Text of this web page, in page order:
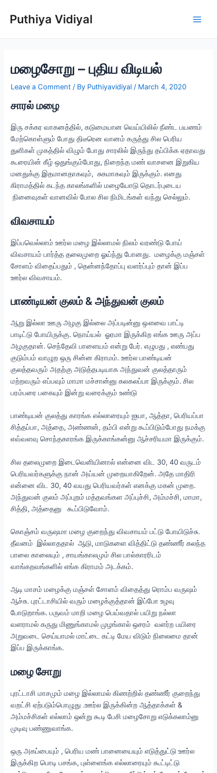
Puthiya Vidiyal
மழைசோறு – புதிய விடியல்
Leave a Comment / By Puthiyavidiyal/ March 4, 2020
சாரல் மழை
இரு சக்கர வாகனத்தில், கடுமையான வெய்யிலில் நீண்ட பயணம்
மேற்கொள்ளும் போது திடீரென வானம் கருத்து சில பெரிய
துளிகள் முகத்தில் விழும் போது சாரலில் இருந்து தப்பிக்க ஏதாவது
கூரையின் கீழ் ஒதுங்கும்போது, நிறைந்த மண் வாசனை இறுகிய
மனதுக்கு இதமானதாகவும், சுகமாகவும் இருக்கும். எனது
கிராமத்தில் கடந்த காலங்களில் மழையோடு தொடர்புடைய
நினைவுகள் வானவில் போல சில நிமிடங்கள் வந்து செல்லும்.
விவசாயம்
இப்பவெல்லாம் ஊர்ல மழை இல்லாமல் நிலம் வரண்டு போய்
விவசாயம் பார்த்த தலைமுறை ஓய்ந்து போனது. மழைக்கு மஞ்சள்
சோளம் விதைப்பதும் , தென்னந்தோப்பு வளர்ப்பும் தான் இப்ப
ஊர்ல விவசாயம்.
பாண்டியன் குலம் & அந்துவன் குலம்
ஆறு இல்லா ஊரு அழகு இல்லை அப்படின்னு ஔவை பாட்டி
பாடிட்டு போயிருக்கு. நொய்யல் ஓரமா இருக்கிற எங்க ஊரு அப்ப
அழகுதான். செந்தேவி பாளையம் என்று பேர். எழுபது , எண்பது
குடும்பம் வாழுற ஒரு சின்ன கிராமம். ஊர்ல பாண்டியன்
குலத்தவரும் அதற்கு அடுத்தபடியாக அந்துவன் குலத்தாரும்
மற்றவரும் எப்பவும் மாமா மச்சான்னு கலகலப்பா இருக்கும். சில
பரம்பரை பகையும் இன்று வரைக்கும் உண்டு
பாண்டியன் குலத்து காரங்க எல்லாரையும் ஐயா, ஆத்தா, பெரியப்பா
சித்தப்பா, அத்தை, அண்ணன், தம்பி என்று கூப்பிடும்போது நமக்கு
எவ்வளவு சொந்தகாரங்க இருக்காங்கன்னு ஆச்சரியமா இருக்கும்.
சில தலைமுறை இடைவெளியினால் என்னை விட 30, 40 வருடம்
பெரியவர்களுக்கு நான் அய்யன் முறையாகிறேன். அதே மாதிரி
என்னை விட 30, 40 வயது பெரியவர்கள் எனக்கு மகன் முறை.
அந்துவன் குலம் அப்புறம் மத்தவங்கள அப்புச்சி, அம்மச்சி, மாமா,
சித்தி, அத்தைனு கூப்பிடுவோம்.
கொஞ்சம் வருஷமா மழை குறைந்து விவசாயம் பட்டு போயிடுச்சு.
தீவனம் இல்லாததால் ஆடு, மாடுகளை வித்திட்டு தண்ணீர் கலந்த
பாலை காலையும் , சாயங்காலமும் சில பால்காரரிடம்
வாங்கறவங்களில் எங்க கிராமம் அடக்கம்.
ஆடி மாசம் மழைக்கு மஞ்சள் சோளம் விதைத்து ரொம்ப வருஷம்
ஆச்சு. புரட்டாசியில் வரும் மழைக்குத்தான் இப்போ உழவு
போடுறாங்க. பருவம் மாறி மழை பெய்வதால் பயிறு நல்லா
வளராமல் கருது மிணுங்காமல் முழங்கால் ஒசரம் வளர்ற பயிரை
அறுவடை செய்யாமல் மாட்டை கட்டி மேய விடும் நிலைமை தான்
இப்ப இருக்காங்க.
மழை சோறு
புரட்டாசி மாசமும் மழை இல்லாமல் கிணற்றில் தண்ணீர் குறைந்து
வறட்சி ஏற்படும்பொழுது .ஊர்ல இருக்கின்ற ஆத்தாக்கள் &
அம்மச்சிகள் எல்லாம் ஒன்று கூடி பேசி மழைசோறு எடுக்கலாம்னு
முடிவு பண்ணுவாங்க.
ஒரு அகப்பையும் , பெரிய மண் பானையையும் எடுத்துட்டு ஊர்ல
இருக்கிற பொடி பசங்க, புள்ளைங்க எல்லாரையும் கூட்டிட்டு